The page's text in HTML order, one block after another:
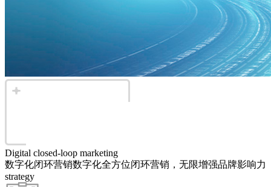
Digital closed-loop marketing
数字化闭环营销数字化全方位闭环营销，无限增强品牌影响力
strategy